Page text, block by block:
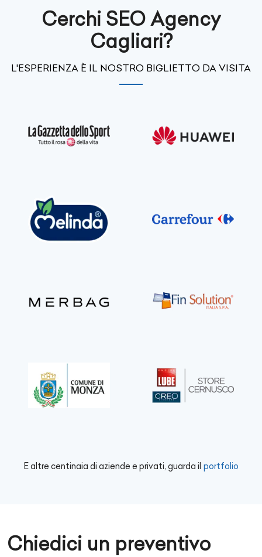
Cerchi SEO Agency
Cagliari?
L'ESPERIENZA È IL NOSTRO BIGLIETTO DA VISITA
E altre centinaia di aziende e privati, guarda il portfolio
Chiedici un preventivo